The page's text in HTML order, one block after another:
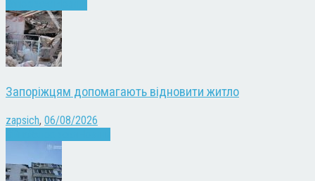
Запоріжцям допомагають відновити житло
zapsich, 06/08/2026